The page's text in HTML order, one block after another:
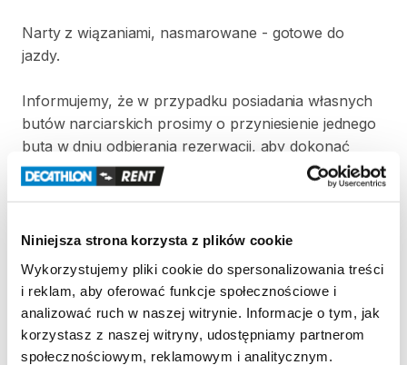
Niniejsza strona korzysta z plików cookie
Wykorzystujemy pliki cookie do spersonalizowania treści
i reklam, aby oferować funkcje społecznościowe i
analizować ruch w naszej witrynie. Informacje o tym, jak
korzystasz z naszej witryny, udostępniamy partnerom
społecznościowym, reklamowym i analitycznym.
Narty z wiązaniami​​​​​​,​ nasmarowane - gotowe do
jazdy.
Informujemy​,​ że w przypadku posiadania własnych
butów narciarskich prosimy o przyniesienie jednego
buta w dniu odbierania rezerwacji​,​ aby dokonać
ustawienia wiązań oraz
celu
przyspieszenia regulacji
użytkowniku: wzrost​,​ wiek ​,​ waga oraz poziom
umiejętności
skali
Jeżeli klient nie dostarczy swojego
buta
narciarskiego przy odbiorze nart​,​ regulację wiązań
wykonuje we własnym zakresie.